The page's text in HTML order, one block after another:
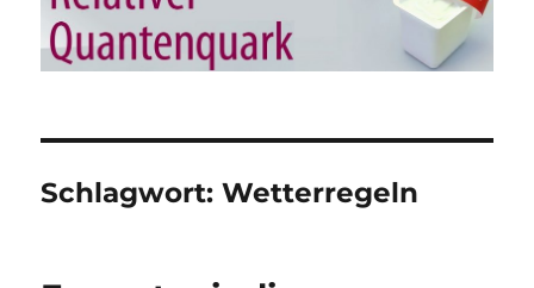
Schlagwort:Wetterregeln